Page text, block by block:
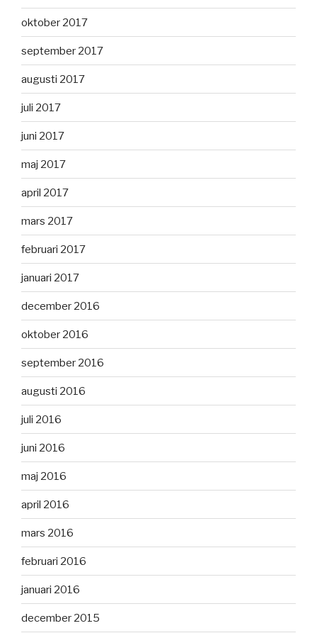
oktober 2017
september 2017
augusti 2017
juli 2017
juni 2017
maj 2017
april 2017
mars 2017
februari 2017
januari 2017
december 2016
oktober 2016
september 2016
augusti 2016
juli 2016
juni 2016
maj 2016
april 2016
mars 2016
februari 2016
januari 2016
december 2015